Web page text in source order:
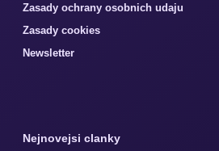
Zasady ochrany osobnich udaju
Zasady cookies
Newsletter
Nejnovejsi clanky